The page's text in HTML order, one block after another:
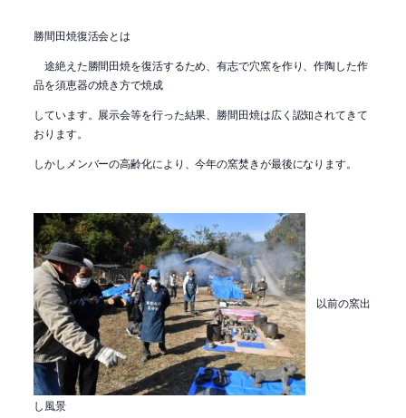
勝間田焼復活会とは
途絶えた勝間田焼を復活するため、有志で穴窯を作り、作陶した作
品を須恵器の焼き方で焼成
しています。展示会等を行った結果、勝間田焼は広く認知されてきて
おります。
しかしメンバーの高齢化により、今年の窯焚きが最後になります。
以前の窯出
し風景